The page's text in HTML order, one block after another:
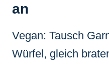
an
Vegan: Tausch
Würfel, gleich